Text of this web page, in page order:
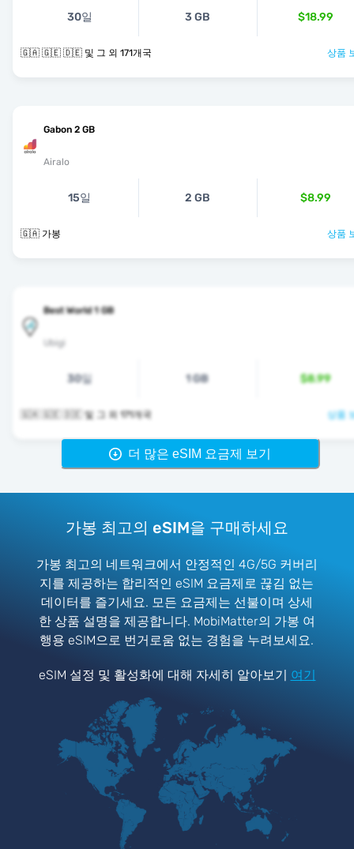
30일 3 GB $18.99
🇬🇦 🇬🇪 🇩🇪 및 그 외 171개국 상품
Gabon 2 GB
Airalo
15일 2 GB $8.99
🇬🇦 가봉 상품
Best World 1 GB
Ubigi
30일 1 GB $8.99
🇬🇦 🇬🇪 🇩🇪 및 그 외 171개국 상품
더 많은 eSIM 요금제 보기
가봉 최고의 eSIM을 구매하세요
가봉 최고의 네트워크에서 안정적인 4G/5G 커버리
지를 제공하는 합리적인 eSIM 요금제로 끊김 없는
데이터를 즐기세요. 모든 요금제는 선불이며 상세
한 상품 설명을 제공합니다. MobiMatter의 가봉 여
행용 eSIM으로 번거로움 없는 경험을 누려보세요.
eSIM 설정 및 활성화에 대해 자세히 알아보기 여기